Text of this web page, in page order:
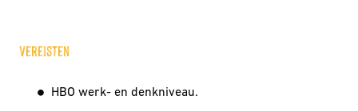
Vereisten
HBO werk- en denkniveau.